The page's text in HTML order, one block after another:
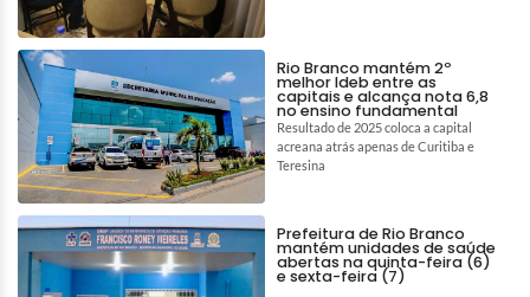
Rio Branco mantém 2º
melhor Ideb entre as
capitais e alcança nota 6,8
no ensino fundamental
Resultado de 2025 coloca a capital
acreana atrás apenas de Curitiba e
Teresina
Prefeitura de Rio Branco
mantém unidades de saúde
abertas na quinta-feira (6)
e sexta-feira (7)